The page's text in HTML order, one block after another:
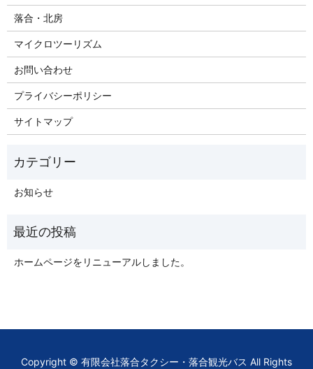
落合・北房
マイクロツーリズム
お問い合わせ
プライバシーポリシー
サイトマップ
お知らせ
ホームページをリニューアルしました。
Copyright © 有限会社落合タクシー・落合観光バス All Rights